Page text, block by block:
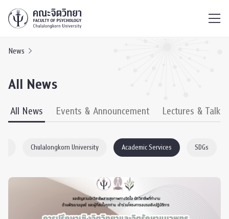
News
All News
All News Events & Announcement Lectures & Talks
Chulalongkorn University Academic Services SDGs